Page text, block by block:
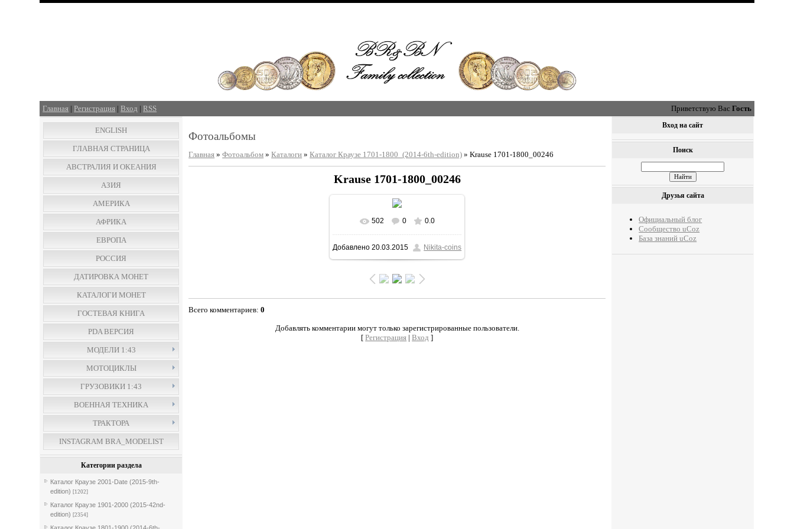
Главная | Регистрация |Вход | RSS Приветствую Вас Гость
ENGLISH
ГЛАВНАЯ СТРАНИЦА
АВСТРАЛИЯ И ОКЕАНИЯ
АЗИЯ
АМЕРИКА
АФРИКА
ЕВРОПА
РОССИЯ
ДАТИРОВКА МОНЕТ
КАТАЛОГИ МОНЕТ
ГОСТЕВАЯ КНИГА
PDA ВЕРСИЯ
МОДЕЛИ 1:43
МОТОЦИКЛЫ
ГРУЗОВИКИ 1:43
ВОЕННАЯ ТЕХНИКА
ТРАКТОРА
INSTAGRAM BRA_MODELIST
Категории раздела
Каталог Краузе 2001-Date (2015-9th-
edition) [1202]
Каталог Краузе 1901-2000 (2015-42nd-
edition) [2354]
Фотоальбомы
Главная »Фотоальбом »Каталоги »Каталог Краузе 1701-1800_(2014-6th-edition) » Krause 1701-1800_00246
Krause 1701-1800_00246
В реальном размере
1213x1600/ 363.0Kb
502 0 0.0
Добавлено 20.03.2015 Nikita-coins
Всего комментариев:0
Добавлять комментарии могут только зарегистрированные пользователи.
[Регистрация |Вход ]
Вход на сайт
Поиск
Друзья сайта
Официальный блог
Сообщество uCoz
База знаний uCoz